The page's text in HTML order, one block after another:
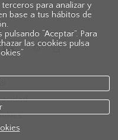
para analizar y
base a tus hábitos de
“Aceptar”. Para
las cookies pulsa